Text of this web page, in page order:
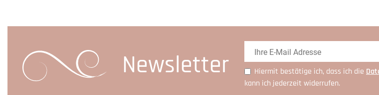
Newsletter Hiermit bestätige ich, dass ich die
kann ich jederzeit widerrufen.